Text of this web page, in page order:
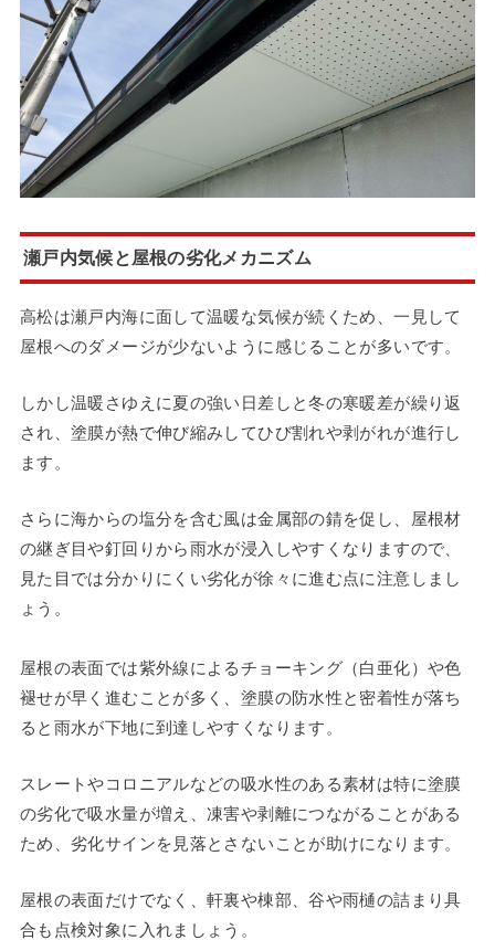
瀬戸内気候と屋根の劣化メカニズム
高松は瀬戸内海に面して温暖な気候が続くため、一見して
屋根へのダメージが少ないように感じることが多いです。
しかし温暖さゆえに夏の強い日差しと冬の寒暖差が繰り返
され、塗膜が熱で伸び縮みしてひび割れや剥がれが進行し
ます。
さらに海からの塩分を含む風は金属部の錆を促し、屋根材
の継ぎ目や釘回りから雨水が浸入しやすくなりますので、
見た目では分かりにくい劣化が徐々に進む点に注意しまし
ょう。
屋根の表面では紫外線によるチョーキング（白亜化）や色
褪せが早く進むことが多く、塗膜の防水性と密着性が落ち
ると雨水が下地に到達しやすくなります。
スレートやコロニアルなどの吸水性のある素材は特に塗膜
の劣化で吸水量が増え、凍害や剥離につながることがある
ため、劣化サインを見落とさないことが助けになります。
屋根の表面だけでなく、軒裏や棟部、谷や雨樋の詰まり具
合も点検対象に入れましょう。